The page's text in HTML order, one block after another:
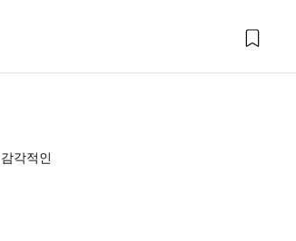
감각적인